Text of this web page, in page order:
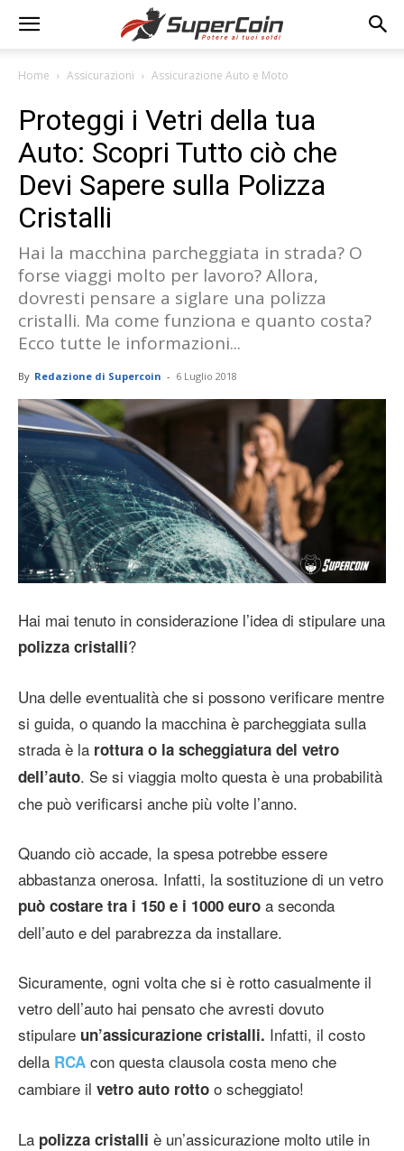
Home Assicurazioni Assicurazione Auto e Moto
Proteggi i Vetri della tua
Auto: Scopri Tutto ciò che
Devi Sapere sulla Polizza
Cristalli
Hai la macchina parcheggiata in strada? O
forse viaggi molto per lavoro? Allora,
dovresti pensare a siglare una polizza
cristalli. Ma come funziona e quanto costa?
Ecco tutte le informazioni...
By Redazione di Supercoin - 6 Luglio 2018
Hai mai tenuto in considerazione l’idea di stipulare una
polizza cristalli?
Una delle eventualità che si possono verificare mentre
si guida, o quando la macchina è parcheggiata sulla
strada è la rottura o la scheggiatura del vetro
dell’auto. Se si viaggia molto questa è una probabilità
che può verificarsi anche più volte l’anno.
Quando ciò accade, la spesa potrebbe essere
abbastanza onerosa. Infatti, la sostituzione di un vetro
può costare tra i 150 e i 1000 euro a seconda
dell’auto e del parabrezza da installare.
Sicuramente, ogni volta che si è rotto casualmente il
vetro dell’auto hai pensato che avresti dovuto
stipulare un’assicurazione cristalli. Infatti, il costo
della RCA con questa clausola costa meno che
cambiare il vetro auto rotto o scheggiato!
La polizza cristalli è un’assicurazione molto utile in